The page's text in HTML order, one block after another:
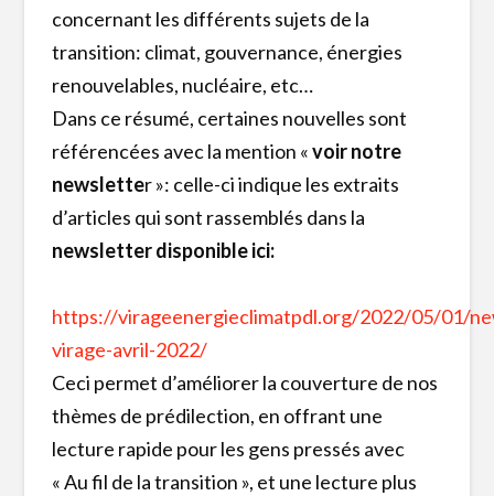
concernant les différents sujets de la
transition: climat, gouvernance, énergies
renouvelables, nucléaire, etc…
Dans ce résumé, certaines nouvelles sont
référencées avec la mention «voir notre
newsletter »: celle-ci indique les extraits
d’articles qui sont rassemblés dans la
newsletter disponible ici:
https://virageenergieclimatpdl.org/2022/05/01/
virage-avril-2022/
Ceci permet d’améliorer la couverture de nos
thèmes de prédilection, en offrant une
lecture rapide pour les gens pressés avec
« Au fil de la transition », et une lecture plus